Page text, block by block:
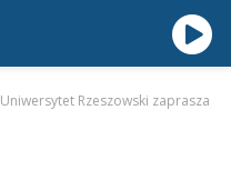
Uniwersytet Rzeszowski zaprasza